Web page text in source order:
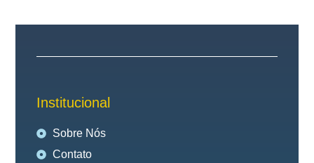
Institucional
Sobre Nós
Contato